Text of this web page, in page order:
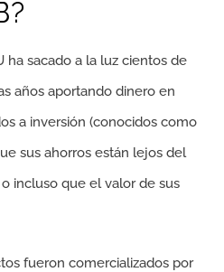
ha sacado a la luz cientos de
años aportando dinero en
a inversión (conocidos como
sus ahorros están lejos del
incluso que el valor de sus
fueron comercializados por